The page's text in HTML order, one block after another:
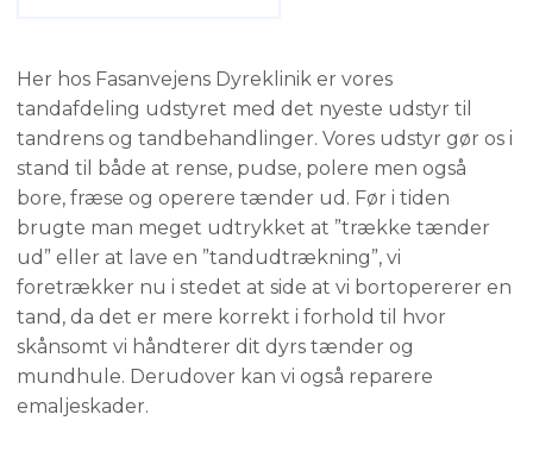
Her hos Fasanvejens Dyreklinik er vores
tandafdeling udstyret med det nyeste udstyr til
tandrens og tandbehandlinger. Vores udstyr gør os i
stand til både at rense, pudse, polere men også
bore, fræse og operere tænder ud. Før i tiden
brugte man meget udtrykket at ”trække tænder
ud” eller at lave en ”tandudtrækning”, vi
foretrækker nu i stedet at side at vi bortopererer en
tand, da det er mere korrekt i forhold til hvor
skånsomt vi håndterer dit dyrs tænder og
mundhule. Derudover kan vi også reparere
emaljeskader.